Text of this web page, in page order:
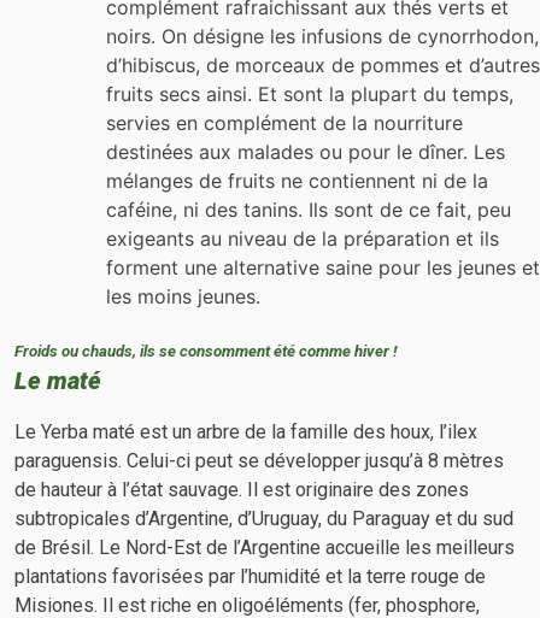
complément rafraichissant aux thés verts et
noirs. On désigne les infusions de cynorrhodon,
d’hibiscus, de morceaux de pommes et d’autres
fruits secs ainsi. Et sont la plupart du temps,
servies en complément de la nourriture
destinées aux malades ou pour le dîner. Les
mélanges de fruits ne contiennent ni de la
caféine, ni des tanins. Ils sont de ce fait, peu
exigeants au niveau de la préparation et ils
forment une alternative saine pour les jeunes et
les moins jeunes.
Froids ou chauds, ils se consomment été comme hiver !
Le maté
Le Yerba maté est un arbre de la famille des houx, l’ilex
paraguensis. Celui-ci peut se développer jusqu’à 8 mètres
de hauteur à l’état sauvage. Il est originaire des zones
subtropicales d’Argentine, d’Uruguay, du Paraguay et du sud
de Brésil. Le Nord-Est de l’Argentine accueille les meilleurs
plantations favorisées par l’humidité et la terre rouge de
Misiones. Il est riche en oligoéléments (fer, phosphore,